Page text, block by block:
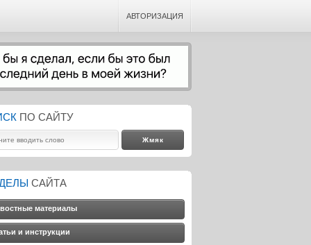
АВТОРИЗАЦИЯ
ПО САЙТУ
САЙТА
материалы
и инструкции